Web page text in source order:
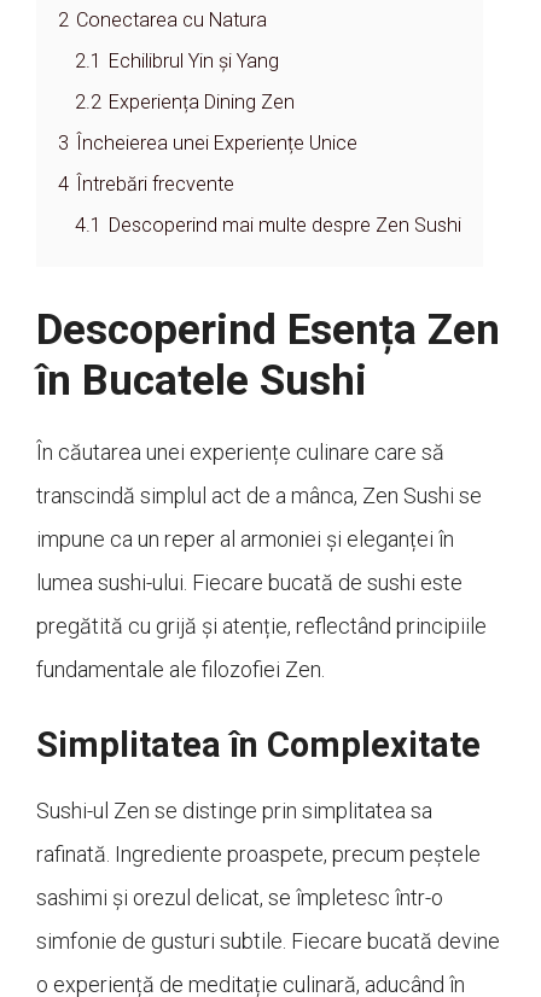
2 Conectarea cu Natura
2.1 Echilibrul Yin și Yang
2.2 Experiența Dining Zen
3 Încheierea unei Experiențe Unice
4 Întrebări frecvente
4.1 Descoperind mai multe despre Zen Sushi
Descoperind Esența Zen
în Bucatele Sushi
În căutarea unei experiențe culinare care să
transcindă simplul act de a mânca, Zen Sushi se
impune ca un reper al armoniei și eleganței în
lumea sushi-ului. Fiecare bucată de sushi este
pregătită cu grijă și atenție, reflectând principiile
fundamentale ale filozofiei Zen.
Simplitatea în Complexitate
Sushi-ul Zen se distinge prin simplitatea sa
rafinată. Ingrediente proaspete, precum peștele
sashimi și orezul delicat, se împletesc într-o
simfonie de gusturi subtile. Fiecare bucată devine
o experiență de meditație culinară, aducând în